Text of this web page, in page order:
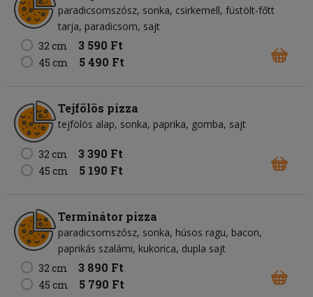
paradicsomszósz sonka csirkemell füstölt-főtt
tarja paradicsom sajt
32 cm
3 590 Ft
45 cm 5 490 Ft
Tejfölös pizza
tejfölös alap sonka paprika gomba sajt
32 cm 3 390 Ft
45 cm 5 190 Ft
Terminátor pizza
paradicsomszósz sonka húsos ragu bacon
paprikás szalámi kukorica dupla sajt
32 cm
3 890 Ft
45 cm 5 790 Ft